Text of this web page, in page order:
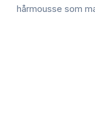
hårmousse som